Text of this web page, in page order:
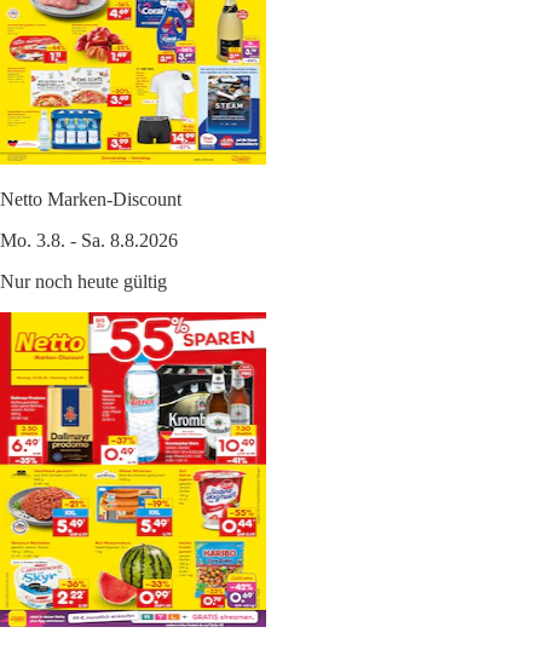
Netto Marken-Discount
Mo. 3.8. - Sa. 8.8.2026
Nur noch heute gültig